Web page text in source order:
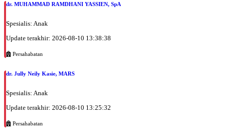
dr. MUHAMMAD RAMDHANI YASSIEN, SpA
Spesialis: Anak
Update terakhir: 2026-08-10 13:38:38
Persahabatan
dr. Jully Neily Kasie, MARS
Spesialis: Anak
Update terakhir: 2026-08-10 13:25:32
Persahabatan